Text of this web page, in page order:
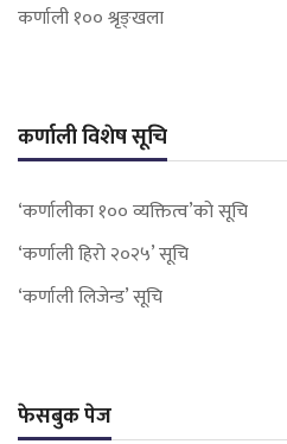
कर्णाली १०० श्रृङ्खला
कर्णाली विशेष सूचि
‘कर्णालीका १०० व्यक्तित्व’को सूचि
‘कर्णाली हिरो २०२५’ सूचि
‘कर्णाली लिजेन्ड’ सूचि
फेसबुक पेज